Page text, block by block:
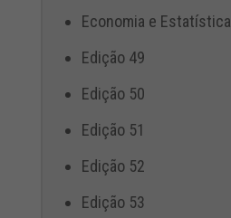
Economia e Estatística
Edição 49
Edição 50
Edição 51
Edição 52
Edição 53